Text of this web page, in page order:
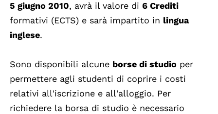
5 giugno 2010, avrà il valore di 6 Crediti
formativi (ECTS) e sarà impartito in lingua
inglese.
Sono disponibili alcune borse di studio per
permettere agli studenti di coprire i costi
relativi all'iscrizione e all'alloggio. Per
richiedere la borsa di studio è necessario